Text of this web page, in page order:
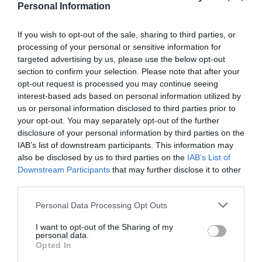
Personal Information
If you wish to opt-out of the sale, sharing to third parties, or
processing of your personal or sensitive information for
targeted advertising by us, please use the below opt-out
section to confirm your selection. Please note that after your
opt-out request is processed you may continue seeing
interest-based ads based on personal information utilized by
us or personal information disclosed to third parties prior to
your opt-out. You may separately opt-out of the further
disclosure of your personal information by third parties on the
IAB’s list of downstream participants. This information may
also be disclosed by us to third parties on the IAB’s List of
Downstream Participants that may further disclose it to other
Please note that this website/app uses one or more Google
not limited to your visit or usage behaviour. You may click to
grant or deny consent to Google and its third-party tags to
use your data for below specified purposes in below Google
Personal Data Processing Opt Outs
I want to opt-out of the Sharing of my
personal data.
Opted In
Noir Absolu
Pinterest Partager par Email
ÇA PEUT AUSSI VOUS INTÉRESSER